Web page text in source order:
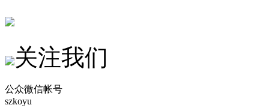
关注我们
公众微信帐号
szkoyu